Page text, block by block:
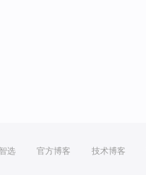
选 官方博客 技术博客